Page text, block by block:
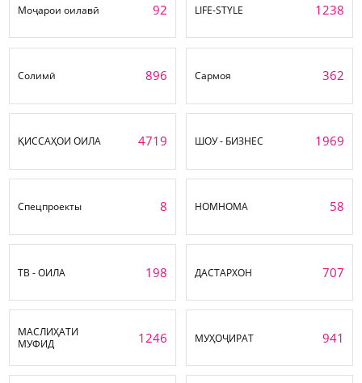
Моҷарои оилавӣ 92 LIFE-STYLE 1238
Солимӣ 896 Сармоя 362
ҚИССАҲОИ ОИЛА 4719 ШОУ - БИЗНЕС 1969
Спецпроекты 8 НОМНОМА 58
ТВ - ОИЛА 198 ДАСТАРХОН 707
МАСЛИҲАТИ
МУФИД
1246 МУҲОҶИРАТ 941